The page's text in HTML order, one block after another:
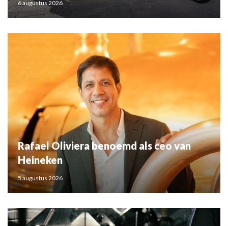
6 augustus 2026
Rafael Oliviera benoemd als ceo van
Heineken
5 augustus 2026